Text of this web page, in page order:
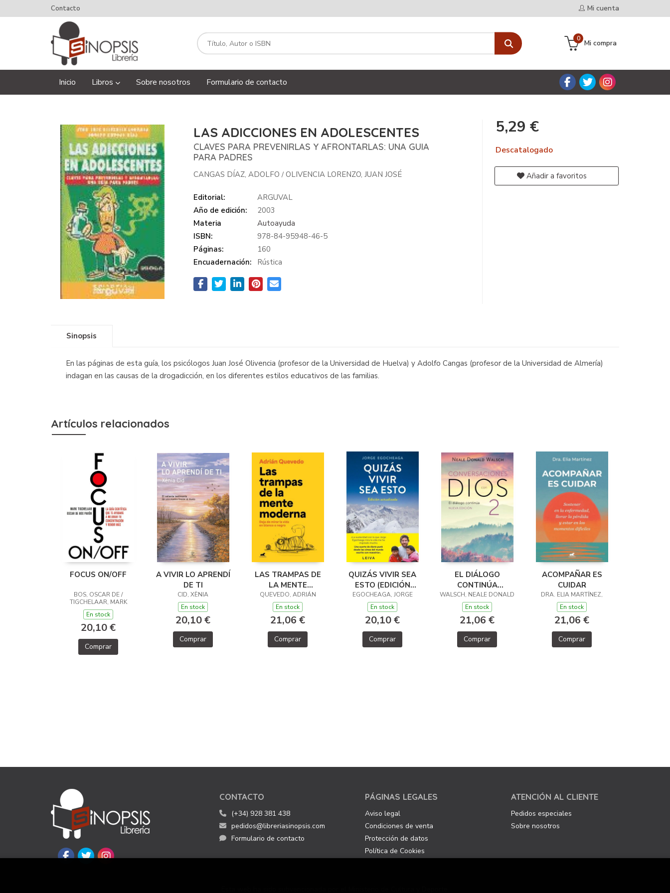
Mi cuenta
Contacto
Mi compra
0
Inicio Libros Sobre nosotros Formulario de contacto
LAS ADICCIONES EN ADOLESCENTES
CLAVES PARA PREVENIRLAS Y AFRONTARLAS: UNA GUIA
PARA PADRES
CANGAS DÍAZ, ADOLFO /OLIVENCIA LORENZO, JUAN JOSÉ
Editorial:
ARGUVAL
Año de edición:
2003
Materia
Autoayuda
ISBN:
978-84-95948-46-5
Páginas:
160
Encuadernación:
Rústica
5,29 €
Descatalogado
Añadir a favoritos
Sinopsis
En las páginas de esta guía, los psicólogos Juan José Olivencia (profesor de la Universidad de Huelva) y Adolfo Cangas (profesor de la Universidad de Almería)
indagan en las causas de la drogadicción, en los diferentes estilos educativos de las familias.
Artículos relacionados
FOCUS ON/OFF
BOS, OSCAR DE /
TIGCHELAAR, MARK
En stock
20,10 €
Comprar
A VIVIR LO APRENDÍ
DE TI
CID, XÈNIA
En stock
20,10 €
Comprar
LAS TRAMPAS DE
LA MENTE
MODERNA
QUEVEDO, ADRIÁN
En stock
21,06 €
Comprar
QUIZÁS VIVIR SEA
ESTO (EDICIÓN
ACTUALIZADA)
EGOCHEAGA, JORGE
En stock
20,10 €
Comprar
EL DIÁLOGO
CONTINÚA
(CONVERSACIONES
CON DIOS 2)
WALSCH, NEALE DONALD
En stock
21,06 €
Comprar
ACOMPAÑAR ES
CUIDAR
DRA. ELIA MARTÍNEZ,
En stock
21,06 €
Comprar
CONTACTO
(+34) 928 381 438
pedidos@libreriasinopsis.com
Formulario de contacto
PÁGINAS LEGALES
Aviso legal
Condiciones de venta
Protección de datos
Política de Cookies
ATENCIÓN AL CLIENTE
Pedidos especiales
Sobre nosotros